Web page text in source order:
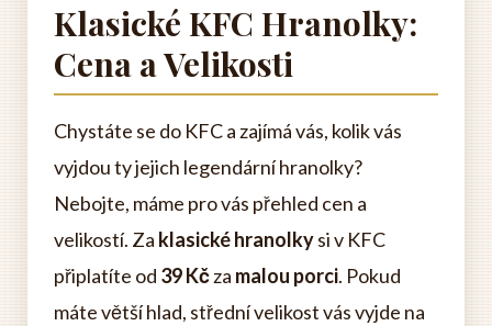
Klasické KFC Hranolky:
Cena a Velikosti
Chystáte se do KFC a zajímá vás, kolik vás
vyjdou ty jejich legendární hranolky?
Nebojte, máme pro vás přehled cen a
velikostí. Za klasické hranolkysi v KFC
připlatíte od 39 Kčza malou porci. Pokud
máte větší hlad, střední velikost vás vyjde na